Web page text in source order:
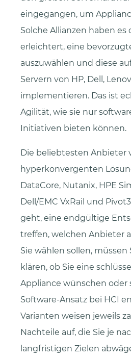
eingegangen, um
Solche Allianzen haben
erleichtert, eine
auszuwählen und diese
Servern von HP, Dell,
implementieren. Das ist
Agilität, wie sie nur
Initiativen bieten können.
Die beliebtesten Anbieter
hyperkonvergenten
DataCore, Nutanix, HPE
Dell/EMC VxRail und
geht, eine endgültige
treffen, welchen Anbieter
Sie wählen sollen, müssen
klären, ob Sie eine
Appliance wünschen oder
Software-Ansatz bei HCI
Varianten weisen jeweils
Nachteile auf, die Sie je
langfristigen Zielen